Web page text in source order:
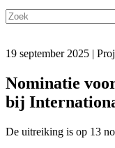
19 september 2025 |
Nominatie
bij
De uitreiking is op 13